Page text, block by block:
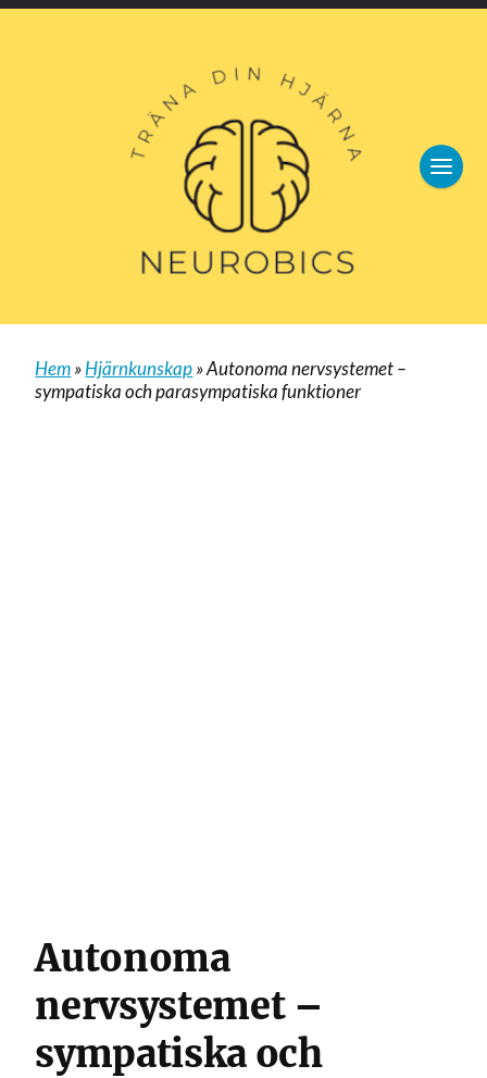
Hem»Hjärnkunskap»Autonoma nervsystemet –
sympatiska och parasympatiska funktioner
Autonoma
nervsystemet –
sympatiska och